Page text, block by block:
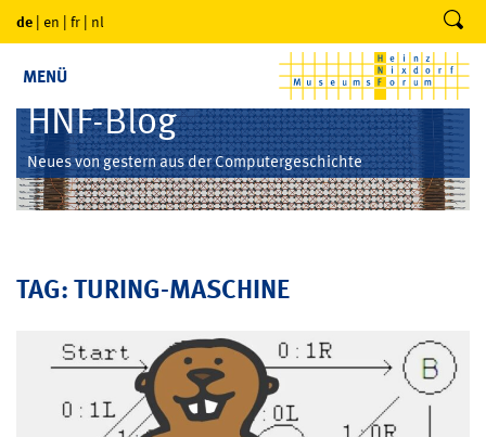
de | en | fr | nl
MENÜ
HNF-Blog
Neues von gestern aus der Computergeschichte
TAG: TURING-MASCHINE